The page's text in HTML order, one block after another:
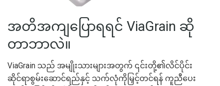
အတိအကျပြောရရင် ViaGrain ဆို
တာဘာလဲ။
ViaGrain သည် အမျိုးသားများအတွက် ၎င်းတို့၏လိင်ပိုင်း
ဆိုင်ရာစွမ်းဆောင်ရည်နှင့် သက်လုံကိုမြှင့်တင်ရန် ကူညီပေး